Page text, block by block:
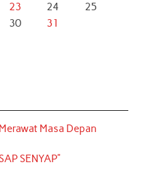
23 24
25
30
31
Masa Depan
SENYAP”